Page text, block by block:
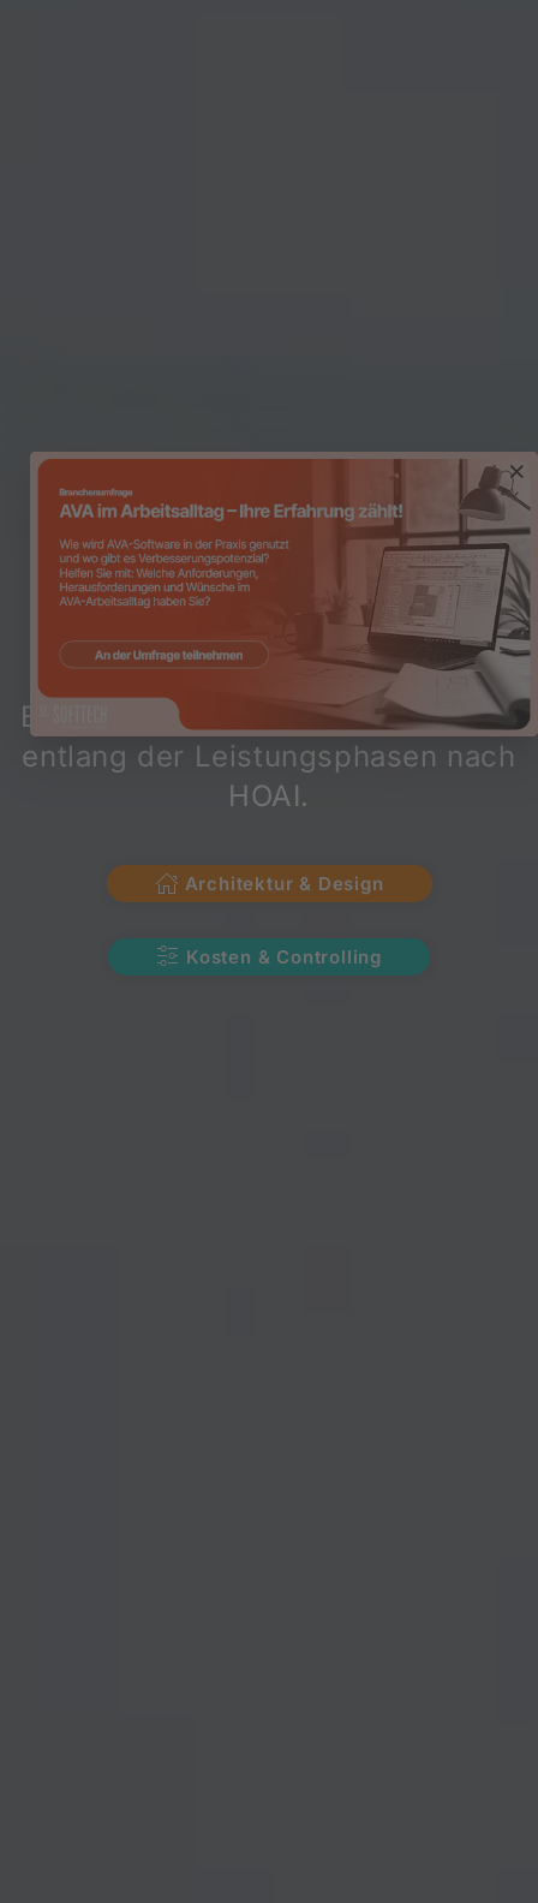
Software für die
Baubranche
Optimale Zusammenarbeit von
Design und Alphanumerik –
Bausoftware für smarte Workflows
entlang der Leistungsphasen nach
HOAI.
Architektur & Design
Kosten & Controlling
×